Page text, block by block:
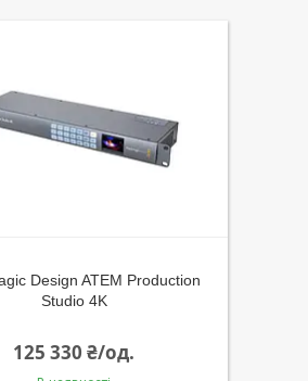
Design ATEM Production
Studio 4K
125 330 ₴/од.